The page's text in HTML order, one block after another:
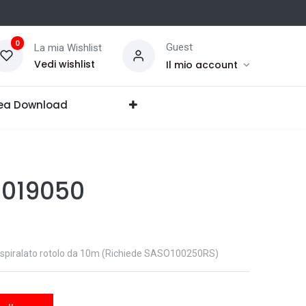
0 La mia Wishlist
Vedi wishlist
Guest
Il mio account
Download
rotolo da 10m (Richiede SASO100250RS)